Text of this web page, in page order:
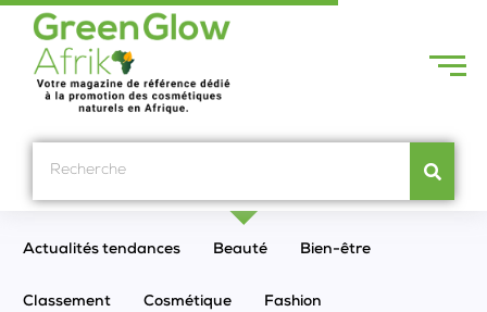
Actualités tendances Beauté Bien-être
Classement Cosmétique Fashion